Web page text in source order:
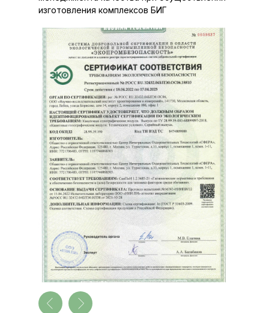
изготовления комплексов БИГ